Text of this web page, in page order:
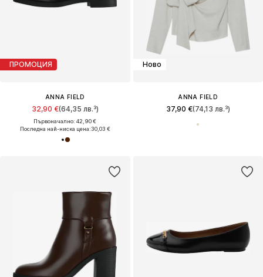
ПРОМОЦИЯ
ANNA FIELD
32,90 €(64,35 лв.³)
Първоначално: 42,90 €
Последна най-ниска цена:30,03 €
Ново
ANNA FIELD
37,90 €(74,13 лв.³)